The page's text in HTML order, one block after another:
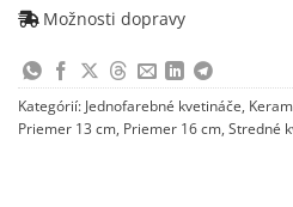
Možnosti dopravy
Kategórií: Jednofarebné kvetináče,
Priemer 13 cm, Priemer 16 cm, Stredné